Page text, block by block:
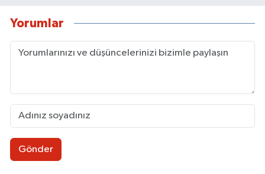
Yorumlar
Gönder